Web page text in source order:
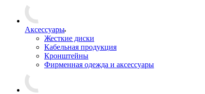
Аксессуары
Жесткие диски
Кабельная продукция
Кронштейны
Фирменная одежда и аксессуары